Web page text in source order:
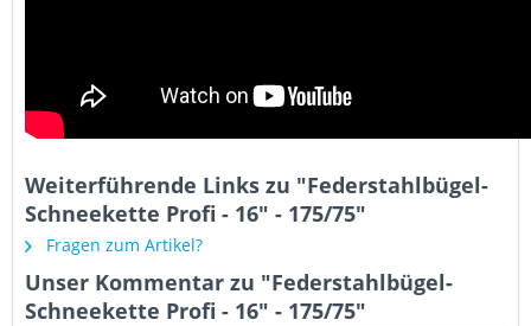
Weiterführende Links zu "Federstahlbügel-
Schneekette Profi - 16" - 175/75"
Fragen zum Artikel?
Unser Kommentar zu "Federstahlbügel-
Schneekette Profi - 16" - 175/75"